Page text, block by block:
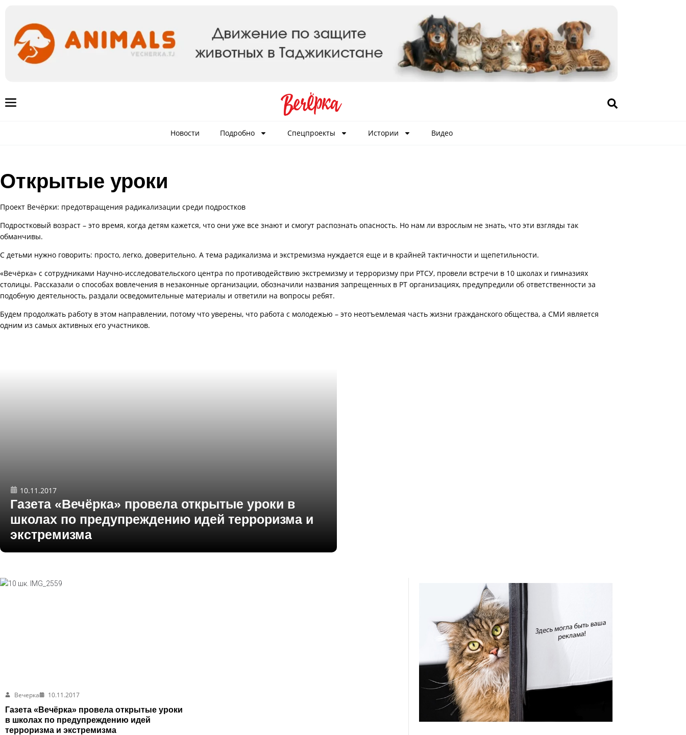
Новости Подробно Спецпроекты Истории Видео
Открытые уроки
Проект Вечёрки: предотвращения радикализации среди подростков
Подростковый возраст – это время, когда детям кажется, что они уже все знают и смогут распознать опасность. Но нам ли взрослым не знать, что эти взгляды так
обманчивы.
С детьми нужно говорить: просто, легко, доверительно. А тема радикализма и экстремизма нуждается еще и в крайней тактичности и щепетильности.
«Вечёрка» с сотрудниками Научно-исследовательского центра по противодействию экстремизму и терроризму при РТСУ, провели встречи в 10 школах и гимназиях
столицы. Рассказали о способах вовлечения в незаконные организации, обозначили названия запрещенных в РТ организациях, предупредили об ответственности за
подобную деятельность, раздали осведомительные материалы и ответили на вопросы ребят.
Будем продолжать работу в этом направлении, потому что уверены, что работа с молодежью – это неотъемлемая часть жизни гражданского общества, а СМИ является
одним из самых активных его участников.
10.11.2017
Газета «Вечёрка» провела открытые уроки в
школах по предупреждению идей терроризма и
экстремизма
Вечерка
10.11.2017
Газета «Вечёрка» провела открытые уроки
в школах по предупреждению идей
терроризма и экстремизма